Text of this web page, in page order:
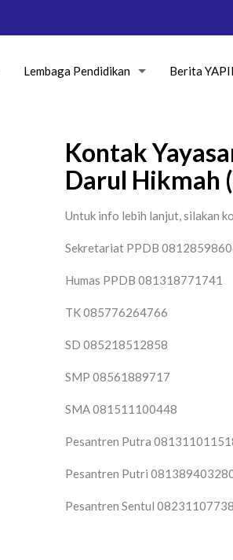
Lembaga Pendidikan Berita
Kontak
Darul Hikmah
Untuk info lebih lanjut, silakan
Sekretariat PPDB
Humas PPDB 081318771741
TK 085776264766
SD 085218512858
SMP 08561889717
SMA 081511100448
Pesantren Putra
Pesantren Putri
Pesantren Sentul